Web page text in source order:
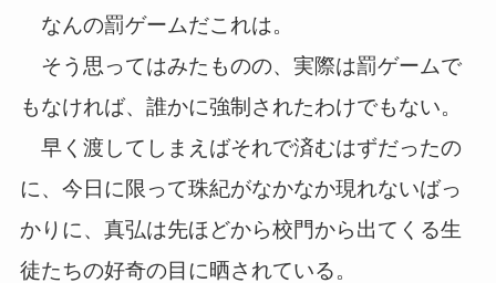
なんの罰ゲームだこれは。
そう思ってはみたものの、実際は罰ゲームで
もなければ、誰かに強制されたわけでもない。
早く渡してしまえばそれで済むはずだったの
に、今日に限って珠紀がなかなか現れないばっ
かりに、真弘は先ほどから校門から出てくる生
徒たちの好奇の目に晒されている。